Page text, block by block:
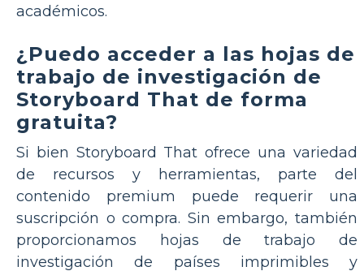
académicos.
¿Puedo acceder a las hojas de
trabajo de investigación de
Storyboard That de forma
gratuita?
Si bien Storyboard That ofrece una variedad
de recursos y herramientas, parte del
contenido premium puede requerir una
suscripción o compra. Sin embargo, también
proporcionamos hojas de trabajo de
investigación de países imprimibles y